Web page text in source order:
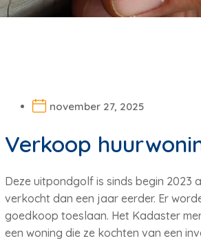
november 27, 2025
Verkoop
Deze uitpondgolf is sinds begin 2023
verkocht dan een jaar eerder. Er
goedkoop toeslaan. Het Kadaster
een woning die ze kochten van een